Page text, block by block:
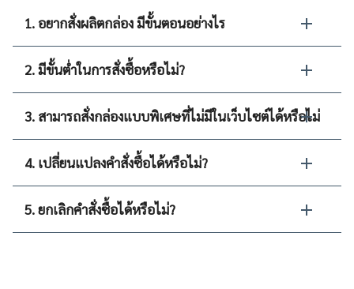
1. อยากสั่งผลิตกล่อง มีขั้นตอนอย่างไร
2. มีขั้นต่ำในการสั่งซื้อหรือไม่?
3. สามารถสั่งกล่องแบบพิเศษที่ไม่มีในเว็บไซต์ได้หรือไม่
4. เปลี่ยนแปลงคำสั่งซื้อได้หรือไม่?
5. ยกเลิกคำสั่งซื้อได้หรือไม่?